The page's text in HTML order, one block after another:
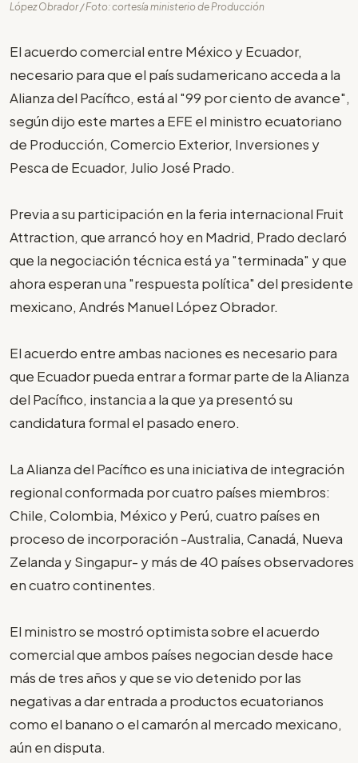
López Obrador / Foto: cortesía ministerio de Producción
El acuerdo comercial entre México y Ecuador,
necesario para que el país sudamericano acceda a la
Alianza del Pacífico, está al "99 por ciento de avance",
según dijo este martes a EFE el ministro ecuatoriano
de Producción, Comercio Exterior, Inversiones y
Pesca de Ecuador, Julio José Prado.
Previa a su participación en la feria internacional Fruit
Attraction, que arrancó hoy en Madrid, Prado declaró
que la negociación técnica está ya "terminada" y que
ahora esperan una "respuesta política" del presidente
mexicano, Andrés Manuel López Obrador.
El acuerdo entre ambas naciones es necesario para
que Ecuador pueda entrar a formar parte de la Alianza
del Pacífico, instancia a la que ya presentó su
candidatura formal el pasado enero.
La Alianza del Pacífico es una iniciativa de integración
regional conformada por cuatro países miembros:
Chile, Colombia, México y Perú, cuatro países en
proceso de incorporación -Australia, Canadá, Nueva
Zelanda y Singapur- y más de 40 países observadores
en cuatro continentes.
El ministro se mostró optimista sobre el acuerdo
comercial que ambos países negocian desde hace
más de tres años y que se vio detenido por las
negativas a dar entrada a productos ecuatorianos
como el banano o el camarón al mercado mexicano,
aún en disputa.